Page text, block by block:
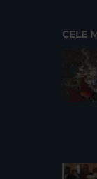
CELE